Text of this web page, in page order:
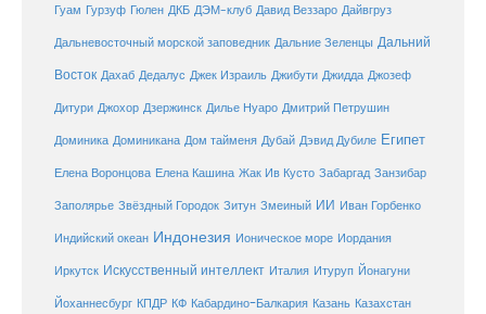
Гуам Гурзуф Гюлен ДКБ ДЭМ-клуб Давид Веззаро Дайвгруз
Дальневосточный морской заповедник Дальние Зеленцы Дальний
Восток Дахаб Дедалус Джек Израиль Джибути Джидда Джозеф
Дитури Джохор Дзержинск Дилье Нуаро Дмитрий Петрушин
Доминика Доминикана Дом тайменя Дубай Дэвид Дубиле Египет
Елена Воронцова Елена Кашина Жак Ив Кусто Забаргад Занзибар
Заполярье Звёздный Городок Зитун Змеиный ИИ Иван Горбенко
Индийский океан Индонезия Ионическое море Иордания
Иркутск Искусственный интеллект Италия Итуруп Йонагуни
Йоханнесбург КПДР КФ Кабардино-Балкария Казань Казахстан